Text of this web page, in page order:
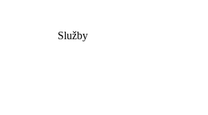
Služby